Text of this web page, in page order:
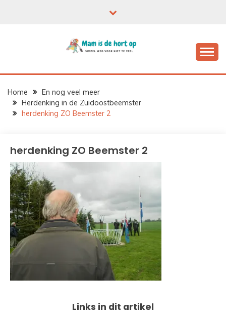
Home
En nog veel meer
Herdenking in de Zuidoostbeemster
herdenking ZO Beemster 2
herdenking ZO Beemster 2
Links in dit artikel